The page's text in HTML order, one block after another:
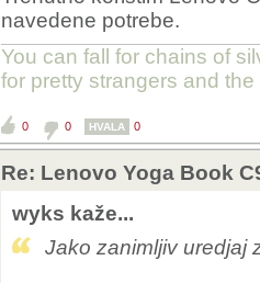
navedene potrebe.
You can fall for chains of
for pretty strangers and
0 0 HVALA 0
Re: Lenovo Yoga Book
wyks kaže...
Jako zanimljiv uredjaj